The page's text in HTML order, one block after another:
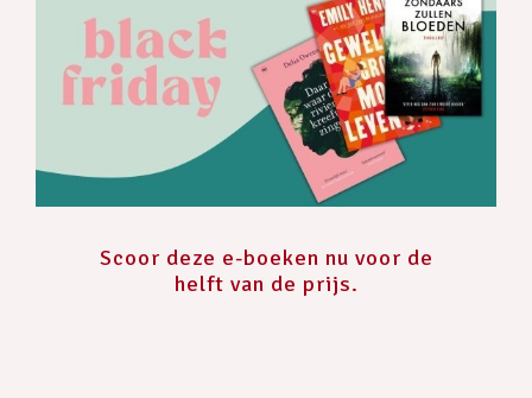
Scoor deze e-boeken nu voor de
helft van de prijs.